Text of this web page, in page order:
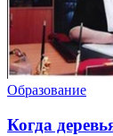
Образование
Когда